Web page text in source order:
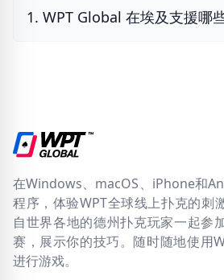
1. WPT Global 在埃及支援哪
在Windows、macOS、iPhone和
程序，体验WPT全球线上扑克的刺
自世界各地的德州扑克玩家一起参
赛，展示你的技巧。随时随地使用
进行游戏。